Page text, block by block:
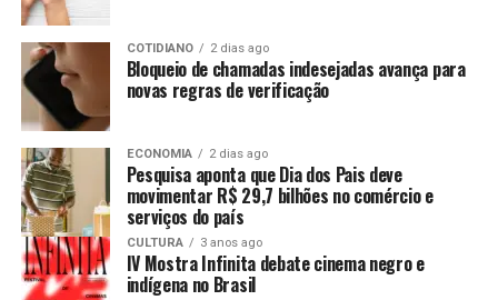
COTIDIANO 2 dias ago
Bloqueio de chamadas indesejadas avança para
novas regras de verificação
ECONOMIA 2 dias ago
Pesquisa aponta que Dia dos Pais deve
movimentar R$ 29,7 bilhões no comércio e
serviços do país
CULTURA 3 anos ago
IV Mostra Infinita debate cinema negro e
indígena no Brasil